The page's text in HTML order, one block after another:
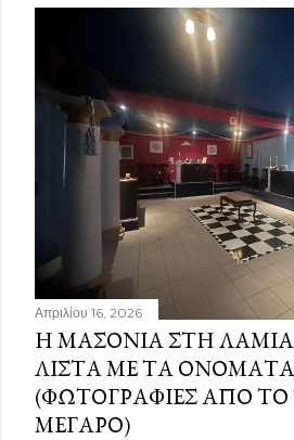
Απριλίου 16, 2026
Η ΜΑΣΟΝΊΑ ΣΤΗ ΛΑΜΊΑ
ΛΊΣΤΑ ΜΕ ΤΑ ΟΝΌΜΑΤΑ
(ΦΩΤΟΓΡΑΦΊΕΣ ΑΠΌ
ΜΈΓΑΡΟ)